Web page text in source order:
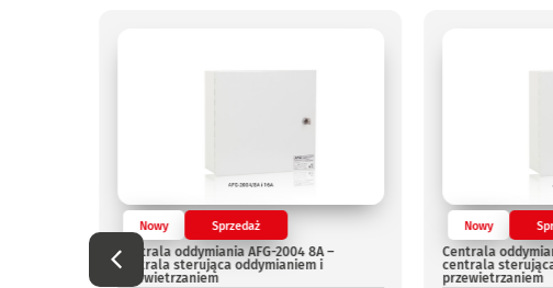
Nowy Sprzedaż
Centrala oddymiania AFG-2004 8A –
centrala sterująca oddymianiem i
przewietrzaniem
Nowy
Centrala
centrala
przewietrzaniem